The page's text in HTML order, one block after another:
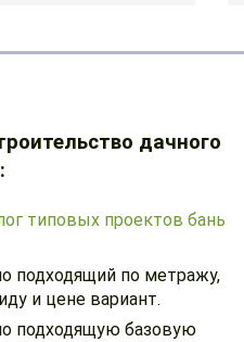
дачного
типовых проектов бань
подходящий по метражу,
и цене вариант.
подходящую базовую